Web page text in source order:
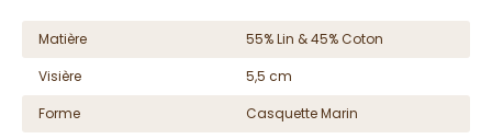
Matière
55% Lin & 45% Coton
Visière
5,5 cm
Forme
Casquette Marin